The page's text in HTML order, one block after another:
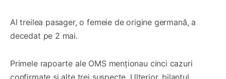
Al treilea pasager, o femeie de origine germană, a
decedat pe 2 mai.
Primele rapoarte ale OMS menționau cinci cazuri
confirmate și alte trei suspecte. Ulterior, bilanțul